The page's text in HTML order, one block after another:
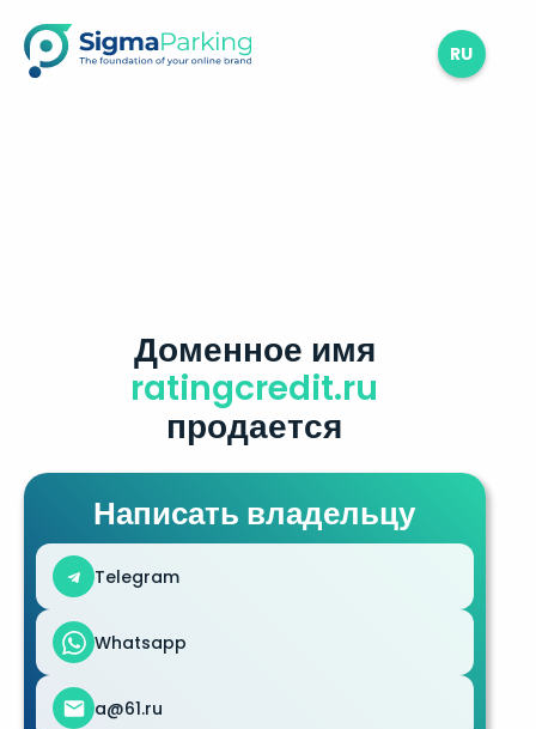
RU
Доменное имя
ratingcredit.ru
продается
Написать владельцу
Telegram
Whatsapp
a@61.ru